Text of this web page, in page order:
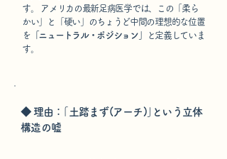
す。
アメリカの最新足病医学では、 この 「柔ら
かい」と「硬い」のちょうど中間の理想的な位置
を「ニュートラル・ポジション」
と定義していま
す。
◆ 理由：｢土踏まず(アーチ)｣という立体
構造の嘘